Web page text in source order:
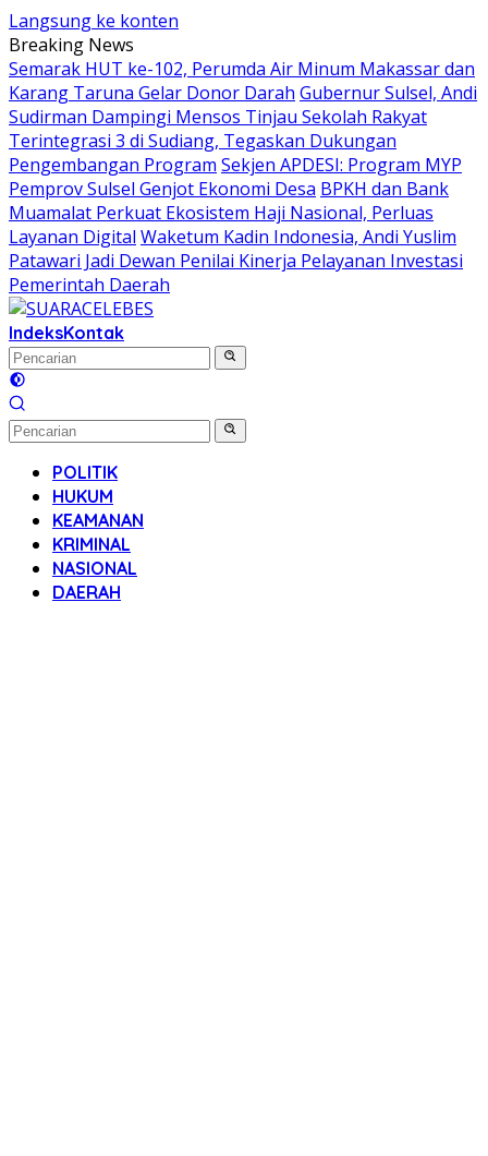
Langsung ke konten
Breaking News
Semarak HUT ke-102, Perumda Air Minum Makassar dan
Karang Taruna Gelar Donor Darah Gubernur Sulsel, Andi
Sudirman Dampingi Mensos Tinjau Sekolah Rakyat
Terintegrasi 3 di Sudiang, Tegaskan Dukungan
Pengembangan Program Sekjen APDESI: Program MYP
Pemprov Sulsel Genjot Ekonomi Desa BPKH dan Bank
Muamalat Perkuat Ekosistem Haji Nasional, Perluas
Layanan Digital Waketum Kadin Indonesia, Andi Yuslim
Patawari Jadi Dewan Penilai Kinerja Pelayanan Investasi
Pemerintah Daerah
IndeksKontak
POLITIK
HUKUM
KEAMANAN
KRIMINAL
NASIONAL
DAERAH